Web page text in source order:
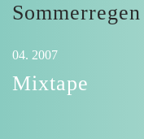
Sommerregen
04. 2007
Mixtape